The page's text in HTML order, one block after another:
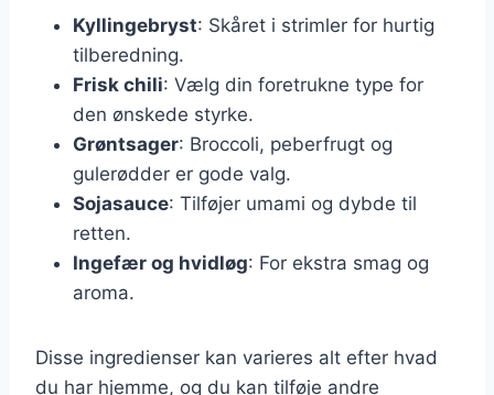
Kyllingebryst: Skåret i strimler for hurtig
tilberedning.
Frisk chili: Vælg din foretrukne type for
den ønskede styrke.
Grøntsager: Broccoli, peberfrugt og
gulerødder er gode valg.
Sojasauce: Tilføjer umami og dybde til
retten.
Ingefær og hvidløg: For ekstra smag og
aroma.
Disse ingredienser kan varieres alt efter hvad
du har hjemme, og du kan tilføje andre